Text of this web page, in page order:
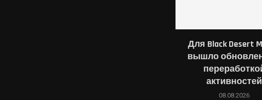
Для Black Desert
вышло
активностей
08.08.2026